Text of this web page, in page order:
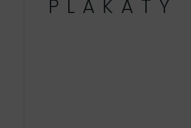
PLAKATY